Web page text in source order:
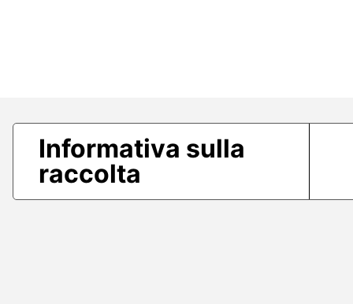
Informativa sulla
raccolta